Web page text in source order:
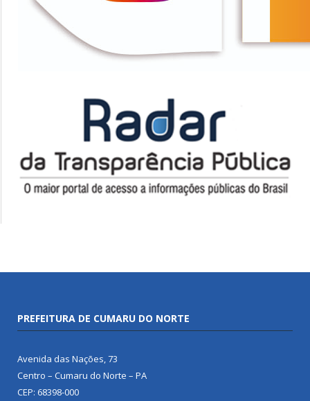
PREFEITURA DE CUMARU DO NORTE
Avenida das Nações, 73
Centro – Cumaru do Norte – PA
CEP: 68398-000